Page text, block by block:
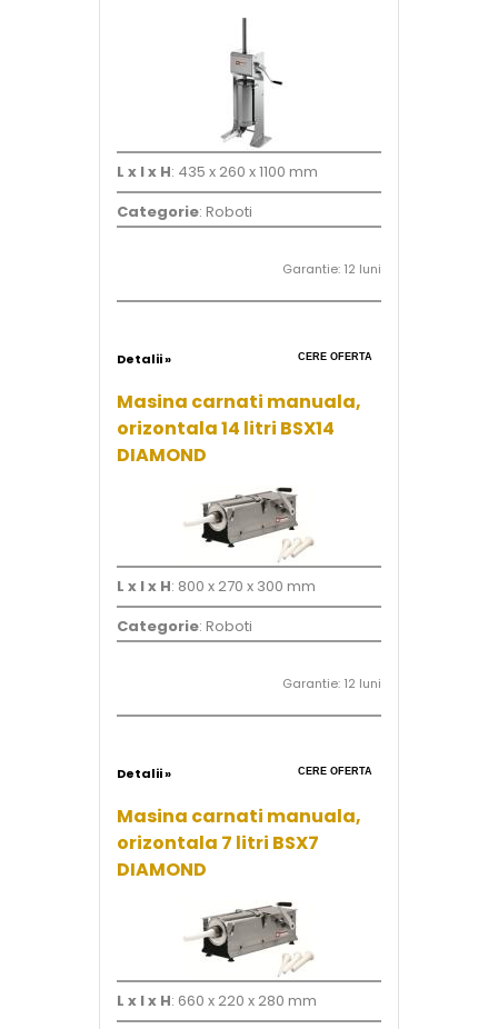
L x l x H: 435 x 260 x 1100 mm
Categorie: Roboti
Garantie: 12 luni
Detalii » CERE OFERTA
Masina carnati manuala,
orizontala 14 litri BSX14
DIAMOND
L x l x H: 800 x 270 x 300 mm
Categorie: Roboti
Garantie: 12 luni
Detalii » CERE OFERTA
Masina carnati manuala,
orizontala 7 litri BSX7
DIAMOND
L x l x H: 660 x 220 x 280 mm